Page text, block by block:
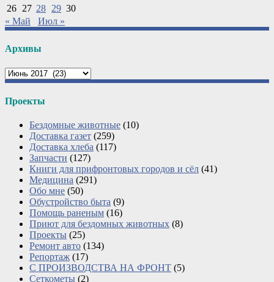
26 27 28 29 30
« Май
Июл »
Архивы
Архивы
Проекты
Бездомные животные (10)
Доставка газет (259)
Доставка хлеба (117)
Запчасти (127)
Книги для прифронтовых городов и сёл (41)
Медицина (291)
Обо мне (50)
Обустройство быта (9)
Помощь раненым (16)
Приют для бездомных животных (8)
Проекты (25)
Ремонт авто (134)
Репортаж (17)
С ПРОИЗВОДСТВА НА ФРОНТ (5)
Сеткометы (2)